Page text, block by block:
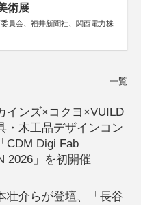
術展
員会、福井新聞社、関西電力株
一覧
インズ×コクヨ×VUILD
・木工品デザインコン
CDM Digi Fab
2026」を初開催
壮介らが登壇、「長谷